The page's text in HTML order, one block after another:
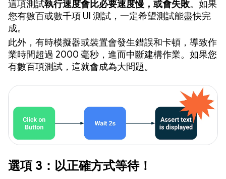
這項測試執行速度會比必要速度慢，或會失敗。如果
您有數百或數千項 UI 測試，一定希望測試能盡快完
成。
此外，有時模擬器或裝置會發生錯誤和卡頓，導致作
業時間超過 2000 毫秒，進而中斷建構作業。如果您
有數百項測試，這就會成為大問題。
選項 3：以正確方式等待！